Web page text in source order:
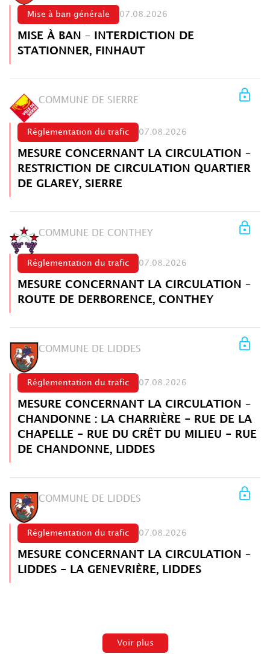
Mise à ban générale 07.08.2026
MISE À BAN – INTERDICTION DE
STATIONNER, FINHAUT
COMMUNE DE SIERRE
Réglementation du trafic 07.08.2026
MESURE CONCERNANT LA CIRCULATION –
RESTRICTION DE CIRCULATION QUARTIER
DE GLAREY, SIERRE
COMMUNE DE CONTHEY
Réglementation du trafic 07.08.2026
MESURE CONCERNANT LA CIRCULATION –
ROUTE DE DERBORENCE, CONTHEY
COMMUNE DE LIDDES
Réglementation du trafic 07.08.2026
MESURE CONCERNANT LA CIRCULATION –
CHANDONNE : LA CHARRIÈRE - RUE DE LA
CHAPELLE - RUE DU CRÊT DU MILIEU - RUE
DE CHANDONNE, LIDDES
COMMUNE DE LIDDES
Réglementation du trafic 07.08.2026
MESURE CONCERNANT LA CIRCULATION –
LIDDES - LA GENEVRIÈRE, LIDDES
Voir plus